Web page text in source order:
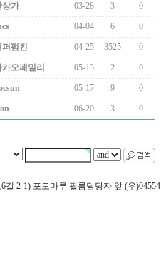
상가 03-28 3 0
04-04 6 0
퍼펌킨 04-25 3525 0
카오패밀리 05-13 2 0
05-17 9 0
06-20 3 0
길 2-1) 포토마루 필름담당자 앞 (우)04554